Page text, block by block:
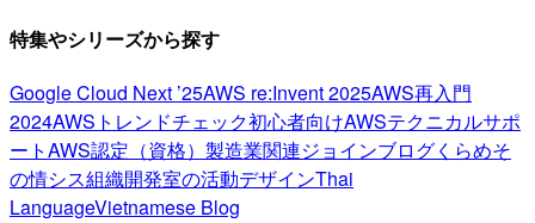
特集やシリーズから探す
Google Cloud Next ’25AWS re:Invent 2025AWS再入門
2024AWSトレンドチェック初心者向けAWSテクニカルサポ
ートAWS認定（資格） 製造業関連ジョインブログくらめそ
の情シス組織開発室の活動デザインThai
LanguageVietnamese Blog